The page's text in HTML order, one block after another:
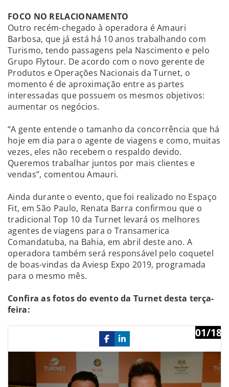
FOCO NO RELACIONAMENTO
Outro recém-chegado à operadora é Amauri
Barbosa, que já está há 10 anos trabalhando com
Turismo, tendo passagens pela Nascimento e pelo
Grupo Flytour. De acordo com o novo gerente de
Produtos e Operações Nacionais da Turnet, o
momento é de aproximação entre as partes
interessadas que possuem os mesmos objetivos:
aumentar os negócios.
“A gente entende o tamanho da concorrência que há
hoje em dia para o agente de viagens e como, muitas
vezes, eles não recebem o respaldo devido.
Queremos trabalhar juntos por mais clientes e
vendas”, comentou Amauri.
Ainda durante o evento, que foi realizado no Espaço
Fit, em São Paulo, Renata Barra confirmou que o
tradicional Top 10 da Turnet levará os melhores
agentes de viagens para o Transamerica
Comandatuba, na Bahia, em abril deste ano. A
operadora também será responsável pelo coquetel
de boas-vindas da Aviesp Expo 2019, programada
para o mesmo mês.
Confira as fotos do evento da Turnet desta terça-
feira:
01/18
Previous